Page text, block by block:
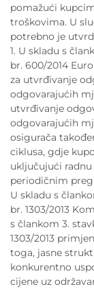
pomažući
troškovima. U
potrebno je
1. U skladu s
br. 600/2014
za utvrđivanje
odgovarajućih
utvrđivanje
odgovarajućih
osigurača
ciklusa, gdje
uključujući radnu
periodičnim
U skladu s
br. 1303/2013
s člankom 3.
1303/2013
toga, jasne
konkurentno
cijene uz